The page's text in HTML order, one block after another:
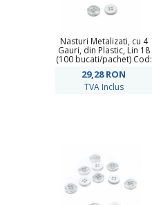
Nasturi Metalizati, cu 4
Gauri, din Plastic, Lin 18
(100 bucati/pachet) Cod:
29,28RON
TVA Inclus